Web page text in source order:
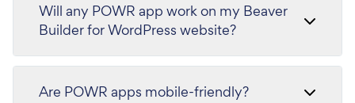
Will any POWR app work on my Beaver
Builder for WordPress website?
Are POWR apps mobile-friendly?